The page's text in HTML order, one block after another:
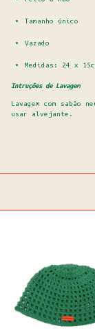
Tamanho único
Vazado
Medidas: 24 x
Intruções de Lavagem
Lavagem com sabão
usar alvejante.